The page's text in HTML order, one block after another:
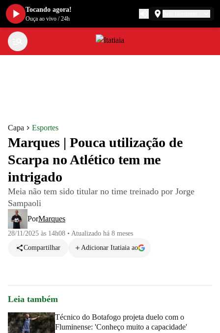
Capa Esportes
Marques | Pouca utilização de
Scarpa no Atlético tem me
intrigado
Meia não tem sido titular no time treinado por Jorge
Sampaoli
PorMarques
28/11/2025 às 14h08 • Atualizado há 8 meses
Compartilhar
Adicionar Itatiaia ao
Leia também
Técnico do Botafogo projeta duelo com o
Fluminense: 'Conheço muito a capacidade'
Tocando agora!
Ouça ao vivo /24h